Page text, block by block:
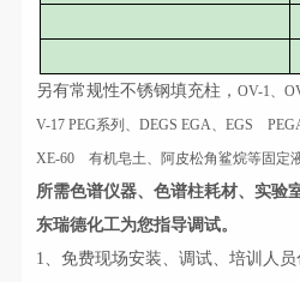
另有常规性不锈钢填充柱，OV-1、
V-17 PEG系列、DEGS EGA、EGS
XE-60 有机皂土、阿皮松角鲨烷等固定
所需色谱仪器、色谱柱耗材、实验
东瑞德化工为您指导调试。
1、免费现场安装、调试、培训人员